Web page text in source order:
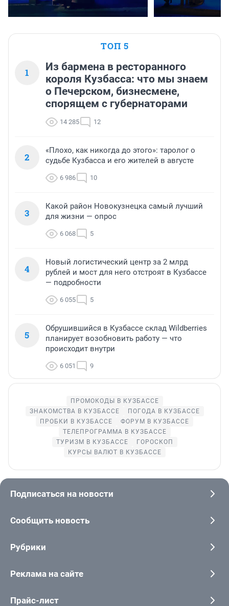
ТОП 5
1
Из бармена в ресторанного
короля Кузбасса: что мы знаем
о Печерском, бизнесмене,
спорящем с губернаторами
14 285 12
2
«Плохо, как никогда до этого»: таролог о
судьбе Кузбасса и его жителей в августе
6 986 10
3
Какой район Новокузнецка самый лучший
для жизни — опрос
6 068 5
4
Новый логистический центр за 2 млрд
рублей и мост для него отстроят в Кузбассе
— подробности
6 055 5
5
Обрушившийся в Кузбассе склад Wildberries
планирует возобновить работу — что
происходит внутри
6 051 9
ПРОМОКОДЫ В КУЗБАССЕ
ЗНАКОМСТВА В КУЗБАССЕ
ПОГОДА В КУЗБАССЕ
ПРОБКИ В КУЗБАССЕ
ФОРУМ В КУЗБАССЕ
ТЕЛЕПРОГРАММА В КУЗБАССЕ
ТУРИЗМ В КУЗБАССЕ
ГОРОСКОП
КУРСЫ ВАЛЮТ В КУЗБАССЕ
Подписаться на новости
Сообщить новость
Рубрики
Реклама на сайте
Прайс-лист